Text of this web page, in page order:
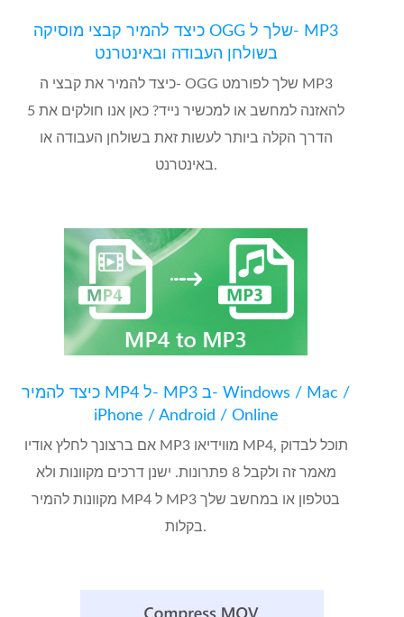
כיצד להמיר קבצי מוסיקה OGG שלך ל- MP3
בשולחן העבודה ובאינטרנט
כיצד להמיר את קבצי ה- OGG שלך לפורמט MP3
להאזנה למחשב או למכשיר נייד? כאן אנו חולקים את 5
הדרך הקלה ביותר לעשות זאת בשולחן העבודה או
באינטרנט.
כיצד להמיר MP4 ל- MP3 ב- Windows / Mac /
iPhone / Android / Online
אם ברצונך לחלץ אודיו MP3 מווידיאו MP4, תוכל לבדוק
מאמר זה ולקבל 8 פתרונות. ישנן דרכים מקוונות ולא
מקוונות להמיר MP4 ל MP3 בטלפון או במחשב שלך
בקלות.